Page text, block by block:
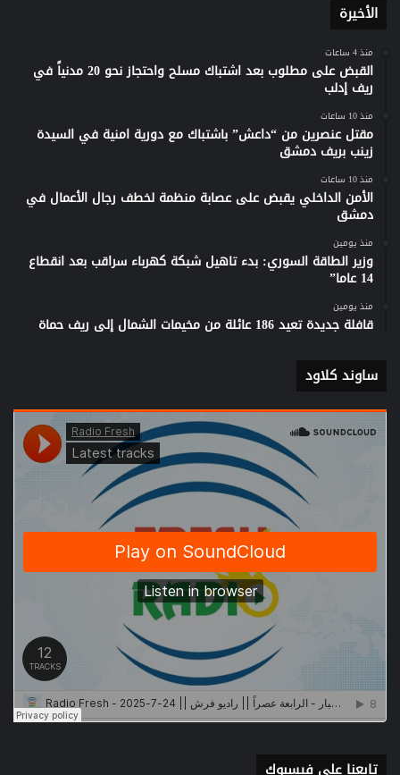
الأخيرة
منذ 4 ساعات
القبض على مطلوب بعد اشتباك مسلح واحتجاز نحو 20 مدنياً في
ريف إدلب
منذ 10 ساعات
مقتل عنصرين من “داعش” باشتباك مع دورية امنية في السيدة
زينب بريف دمشق
منذ 10 ساعات
الأمن الداخلي يقبض على عصابة منظمة لخطف رجال الأعمال في
دمشق
منذ يومين
وزير الطاقة السوري: بدء تاهيل شبكة كهرباء سراقب بعد انقطاع
14 عاما”
منذ يومين
قافلة جديدة تعيد 186 عائلة من مخيمات الشمال إلى ريف حماة
ساوند كلاود